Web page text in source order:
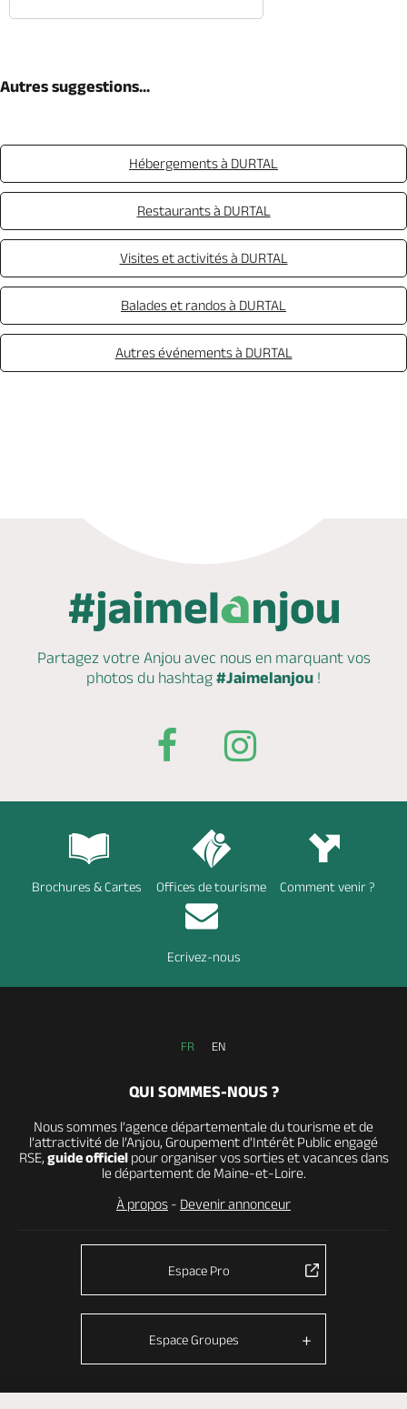
Autres suggestions...
Hébergements à DURTAL
Restaurants à DURTAL
Visites et activités à DURTAL
Balades et randos à DURTAL
Autres événements à DURTAL
Partagez votre Anjou avec nous en marquantvos
photos du hashtag #Jaimelanjou !
Brochures & Cartes Offices de tourisme Comment venir ?
Ecrivez-nous
FR EN
QUI SOMMES-NOUS ?
Nous sommes l’agence départementale du tourisme et de
l’attractivité de l’Anjou, Groupement d’Intérêt Public engagé
RSE, guide officielpour organiser vos sorties et vacances dans
le département de Maine-et-Loire.
À propos - Devenir annonceur
Espace Pro
Espace Groupes